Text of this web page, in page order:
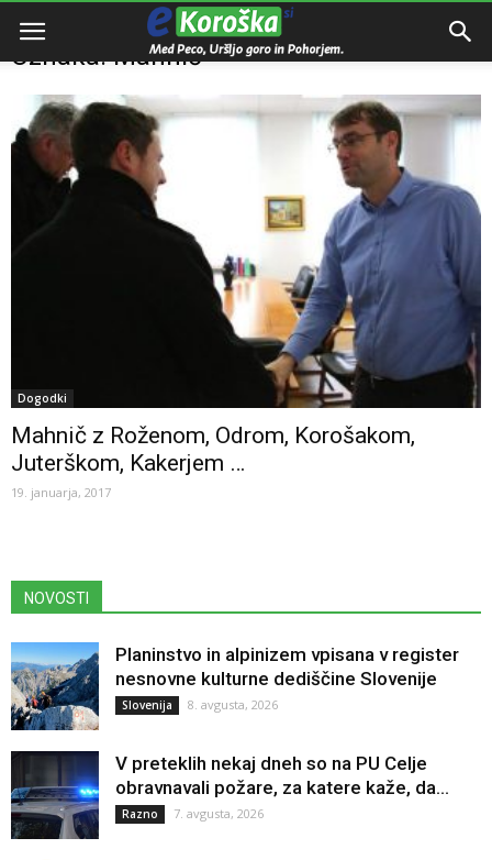
Domov Mahnič
Oznaka: Mahnič
Dogodki
Mahnič z Roženom, Odrom, Korošakom,
Juterškom, Kakerjem …
19. januarja, 2017
NOVOSTI
Planinstvo in alpinizem vpisana v register
nesnovne kulturne dediščine Slovenije
Slovenija 8. avgusta, 2026
V preteklih nekaj dneh so na PU Celje
obravnavali požare, za katere kaže, da...
Razno 7. avgusta, 2026